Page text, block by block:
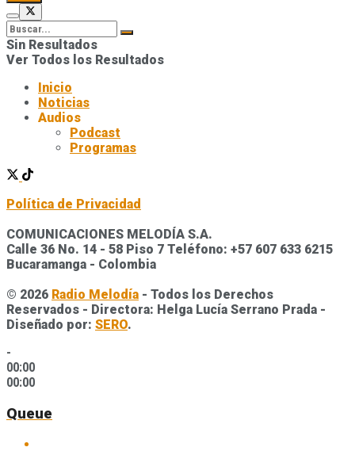
Sin Resultados
Ver Todos los Resultados
Inicio
Noticias
Audios
Podcast
Programas
Política de Privacidad
COMUNICACIONES MELODÍA S.A.
Calle 36 No. 14 - 58 Piso 7 Teléfono: +57 607 633 6215
Bucaramanga - Colombia
© 2026 Radio Melodía - Todos los Derechos
Reservados - Directora: Helga Lucía Serrano Prada -
Diseñado por: SERO.
-
00:00
00:00
Queue